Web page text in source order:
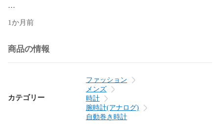
ケース：軽い擦り傷、小さい打痕(所々に)
ベゼル：軽い擦り傷、小さい打痕(所々に)
ベルト/ブレスレット：大きいダメージ、劣化(ラグ裏側)
針：少しのダメージ、シミ
文字盤：　少しのダメージ、シミ
尾錠/バックル：軽い擦り傷、小さい打痕、少しの変色、塗装
その他： 内箱に軽いダメージ、劣化があります。
1か月前
商品の情報
カテゴリー
ファッション
メンズ
時計
腕時計(アナログ)
自動巻き時計